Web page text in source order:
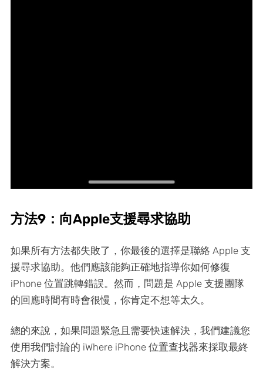
方法9：向Apple支援尋求協助
如果所有方法都失敗了，你最後的選擇是聯絡 Apple 支
援尋求協助。他們應該能夠正確地指導你如何修復
iPhone 位置跳轉錯誤。然而，問題是 Apple 支援團隊
的回應時間有時會很慢，你肯定不想等太久。
總的來說，如果問題緊急且需要快速解決，我們建議您
使用我們討論的 iWhere iPhone 位置查找器來採取最終
解決方案。